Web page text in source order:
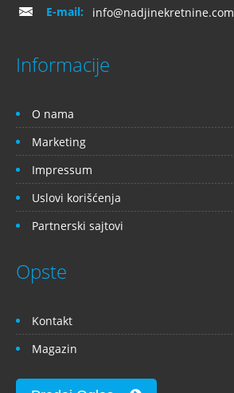
E-mail:
info@nadjinekretnine.com
Informacije
O nama
Marketing
Impressum
Uslovi korišćenja
Partnerski sajtovi
Opste
Kontakt
Magazin